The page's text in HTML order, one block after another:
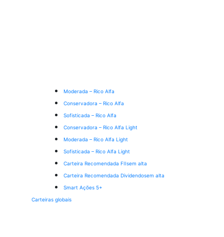
Moderada – Rico Alfa
Conservadora – Rico Alfa
Sofisticada – Rico Alfa
Conservadora – Rico Alfa Light
Moderada – Rico Alfa Light
Sofisticada – Rico Alfa Light
Carteira Recomendada FIIsem alta
Carteira Recomendada Dividendosem alta
Smart Ações 5+
Carteiras globais